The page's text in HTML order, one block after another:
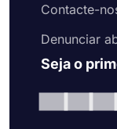
Contacte-
Denunciar
Seja o